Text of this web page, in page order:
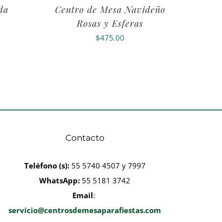
Centro de Mesa Navideño
Rosas y Esferas
$475.00
Contacto
Teléfono (s):55 5740 4507 y 7997
WhatsApp: 55 5181 3742
Email:
servicio@centrosdemesaparafiestas.com